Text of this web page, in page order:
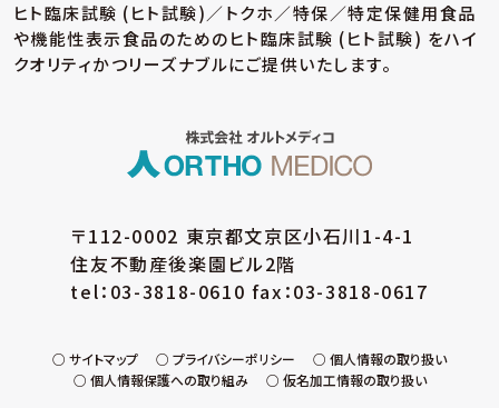
ヒト臨床試験 (ヒト試験)／トクホ／特保／特定保健用食品
や機能性表示食品のためのヒト臨床試験 (ヒト試験) をハイ
クオリティかつリーズナブルにご提供いたします。
〒112-0002 東京都文京区小石川1-4-1
住友不動産後楽園ビル2階
tel：03-3818-0610 fax：03-3818-0617
サイトマップ プライバシーポリシー
個人情報の取り扱い
個人情報保護への取り組み
仮名加工情報の取り扱い